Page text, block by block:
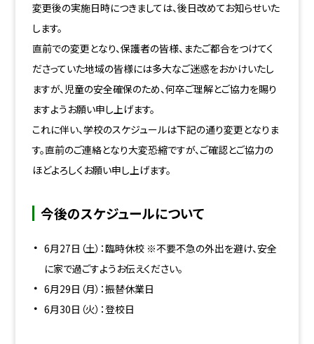
変更後の実施日時につきましては、後日改めてお知らせいた
します。
直前での変更となり、保護者の皆様、またご都合をつけてく
ださっていた地域の皆様には多大なご迷惑をおかけいたし
ますが、児童の安全確保のため、何卒ご理解とご協力を賜り
ますようお願い申し上げます。
これに伴い、学校のスケジュールは下記の通り変更となりま
す。直前のご連絡となり大変恐縮ですが、ご確認とご協力の
ほどよろしくお願い申し上げます。
今後のスケジュールについて
6月27日（土）：臨時休校 ※不要不急の外出を避け、安全
に家で過ごすようお伝えください。
6月29日（月）：振替休業日
6月30日（火）：登校日